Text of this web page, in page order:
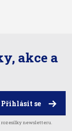
akce a
Přihlásit se
rozesílky newsletteru.